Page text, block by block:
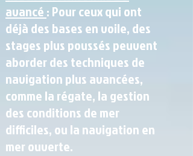
avancé: Pour ceux qui ont
déjà des bases en voile, des
stages plus poussés peuvent
aborder des techniques de
navigation plus avancées,
comme la régate, la gestion
des conditions de mer
difficiles, ou la navigation en
mer ouverte.